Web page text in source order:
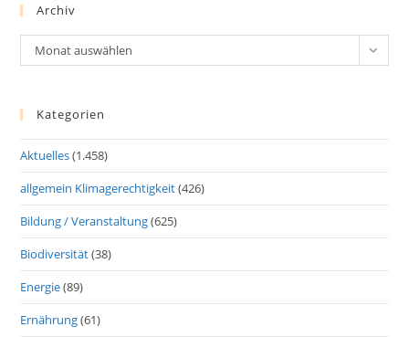
Archiv
Archiv
Monat auswählen
Kategorien
Aktuelles(1.458)
allgemein Klimagerechtigkeit(426)
Bildung / Veranstaltung(625)
Biodiversität(38)
Energie(89)
Ernährung(61)